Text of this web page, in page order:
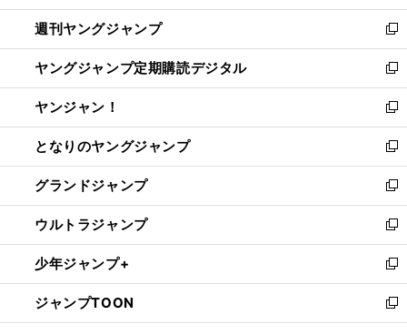
開
く
ウ
で
開
く
ン
ド
ウ
で
開
く
ウ
ィ
ン
ド
ウ
で
開
く
週刊ヤングジャンプ
新
し
い
ウ
ィ
ン
ド
ウ
で
開
く
ヤングジャンプ定期購読デジタル
新
し
い
ウ
ィ
ン
ド
ウ
で
開
く
ヤンジャン！
新
し
い
ウ
ィ
ン
ド
ウ
で
開
く
となりのヤングジャンプ
新
し
い
ウ
ィ
ン
ド
ウ
で
開
グランドジャンプ
新
し
い
ウ
ィ
ン
ド
ウ
ウルトラジャンプ
新
し
い
ウ
ィ
ン
少年ジャンプ+
新
し
い
ウ
ジャンプTOON
新
し